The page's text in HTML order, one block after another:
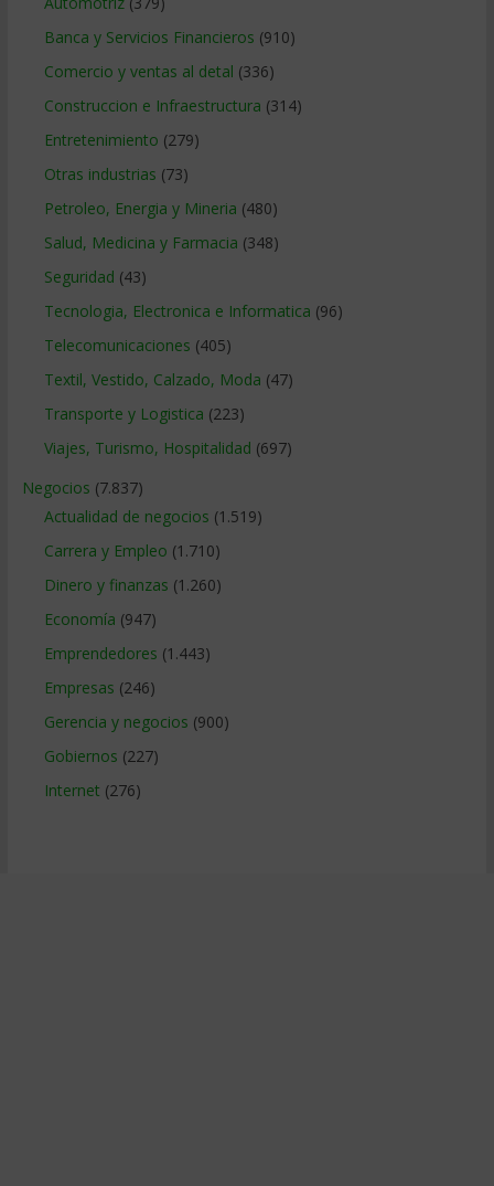
Banca y Servicios Financieros (910)
Comercio y ventas al detal (336)
Construccion e Infraestructura (314)
Entretenimiento (279)
Otras industrias (73)
Petroleo, Energia y Mineria (480)
Salud, Medicina y Farmacia (348)
Seguridad (43)
Tecnologia, Electronica e Informatica (96)
Telecomunicaciones (405)
Textil, Vestido, Calzado, Moda (47)
Transporte y Logistica (223)
Viajes, Turismo, Hospitalidad (697)
Negocios (7.837)
Actualidad de negocios (1.519)
Carrera y Empleo (1.710)
Dinero y finanzas (1.260)
Economía (947)
Emprendedores (1.443)
Empresas (246)
Gerencia y negocios (900)
Gobiernos (227)
Internet (276)